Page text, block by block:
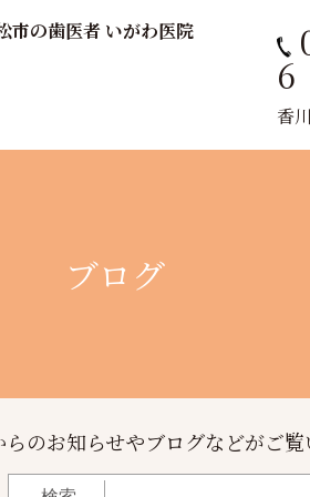
市の歯医者 いがわ医院
6
香
ブログ
のお知らせやブログなどがご覧